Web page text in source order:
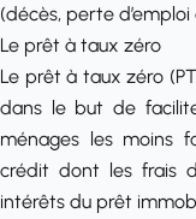
(décès, perte d’emploi
Le prêt à taux zéro
Le prêt à taux zéro
dans le but de
ménages les moins
crédit dont les frais
intérêts du prêt